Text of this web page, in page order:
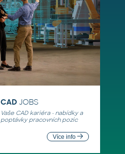
CADJOBS
Vaše CAD kariéra - nabídky a
poptávky pracovních pozic
Více info